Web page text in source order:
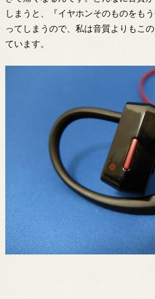
しまうと、『イヤホンそのものをも
ってしまうので、私は音質よりもこ
ています。